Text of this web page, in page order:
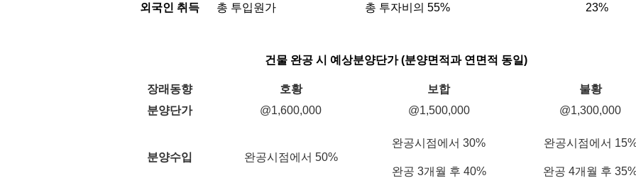
외국인 취득
총 투입원가 총 투자비의 55% 23%
건물 완공 시 예상분양단가 (분양면적과 연면적 동일)
장래동향 호황 보합
불황
분양단가
@1,600,000 @1,500,000 @1,300,000
분양수입 완공시점에서 50%
완공시점에서 30%
완공 3개월 후 40%
완공시점에서
완공 4개월 후